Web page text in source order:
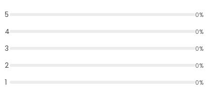
5 0%
4 0%
3 0%
2 0%
1 0%